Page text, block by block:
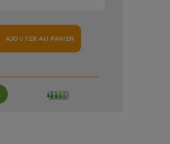
AJOUTER AU PANIER